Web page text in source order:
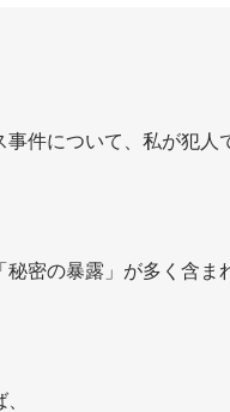
件について、私が犯人
秘密の暴露」が多く含ま